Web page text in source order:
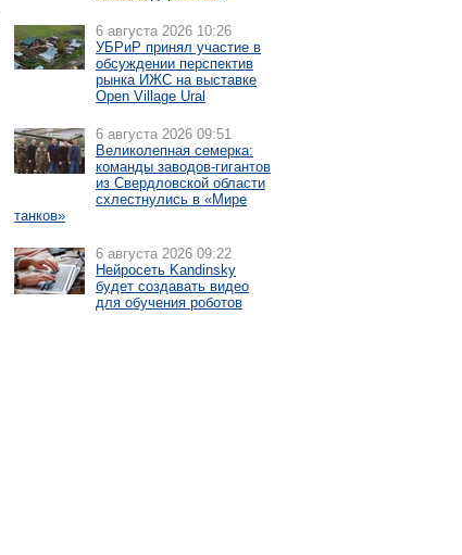
6 августа 2026 10:26
УБРиР принял участие в
обсуждении перспектив
рынка ИЖС на выставке
Open Village Ural
6 августа 2026 09:51
Великолепная семерка:
команды заводов-гигантов
из Свердловской области
схлестнулись в «Мире
танков»
6 августа 2026 09:22
Нейросеть Kandinsky
будет создавать видео
для обучения роботов